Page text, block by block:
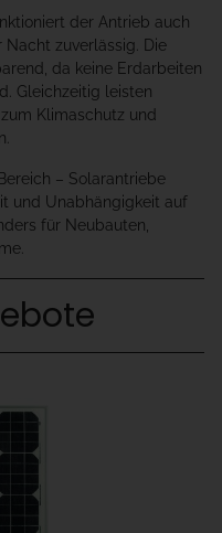
der Antrieb auch
zuverlässig. Die
da keine Erdarbeiten
Gleichzeitig leisten
Klimaschutz und
– Solarantriebe
und Unabhängigkeit auf
für Neubauten,